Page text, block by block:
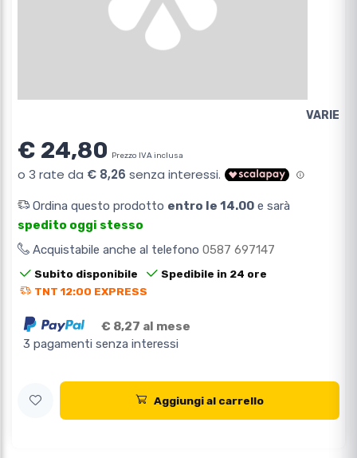
VARIE
€ 24,80 Prezzo IVA inclusa
Ordina questo prodotto entro le 14.00 e sarà
spedito oggi stesso
Acquistabile anche al telefono 0587 697147
Subito disponibile
Spedibile in 24 ore
TNT 12:00 EXPRESS
€ 8,27 al mese
3 pagamenti senza interessi
Aggiungi al carrello